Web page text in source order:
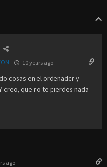
10 years ago
cosas en el ordenador y
creo, que no te pierdes nada.
ago